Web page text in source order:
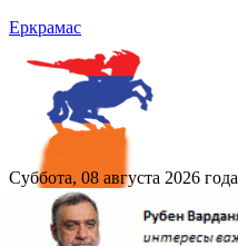
Еркрамас
Суббота, 08 августа 2026 года